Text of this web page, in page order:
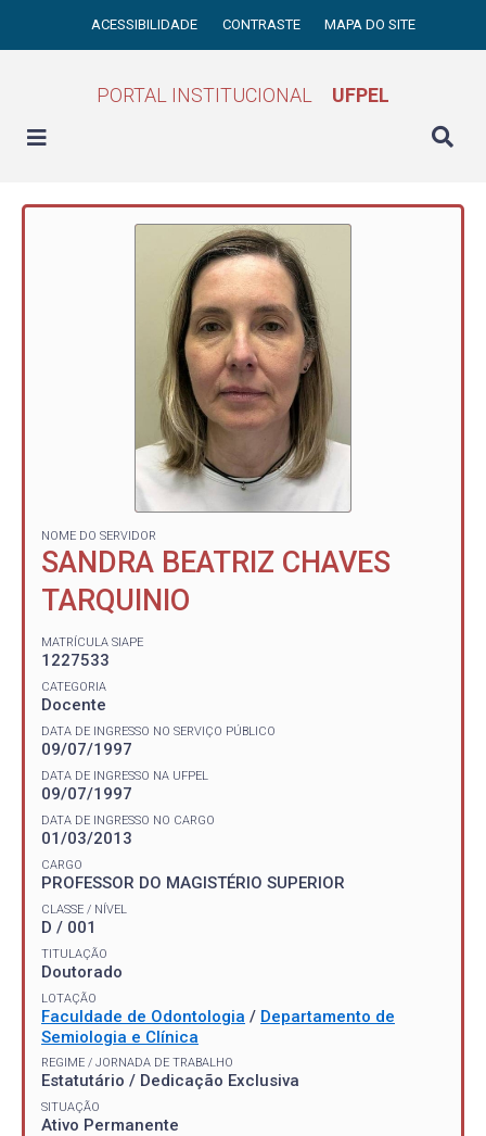
ACESSIBILIDADE CONTRASTE MAPA DO SITE
PORTAL INSTITUCIONAL UFPEL
NOME DO SERVIDOR
SANDRA BEATRIZ CHAVES
TARQUINIO
MATRÍCULA SIAPE
1227533
CATEGORIA
Docente
DATA DE INGRESSO NO SERVIÇO PÚBLICO
09/07/1997
DATA DE INGRESSO NA UFPEL
09/07/1997
DATA DE INGRESSO NO CARGO
01/03/2013
CARGO
PROFESSOR DO MAGISTÉRIO SUPERIOR
CLASSE / NÍVEL
D / 001
TITULAÇÃO
Doutorado
LOTAÇÃO
Faculdade de Odontologia / Departamento de
Semiologia e Clínica
REGIME / JORNADA DE TRABALHO
Estatutário / Dedicação Exclusiva
SITUAÇÃO
Ativo Permanente